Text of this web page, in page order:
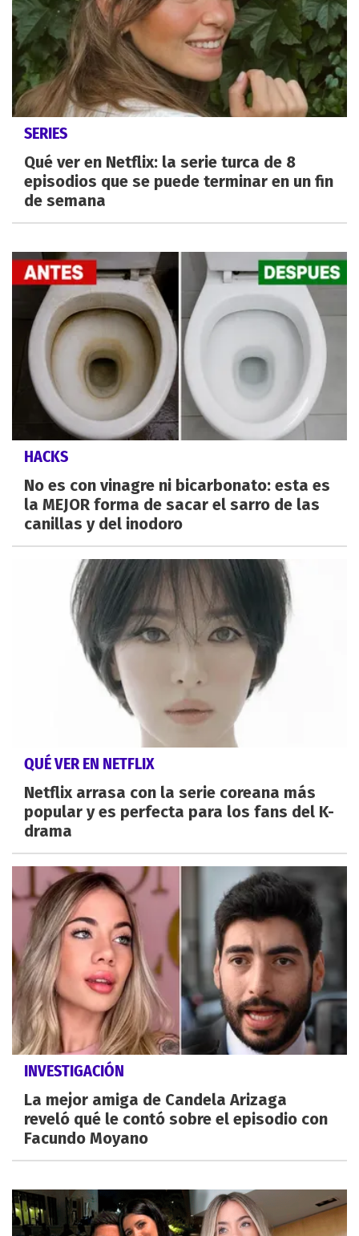
SERIES
Qué ver en Netflix: la serie turca de 8
episodios que se puede terminar en un fin
de semana
HACKS
No es con vinagre ni bicarbonato: esta es
la MEJOR forma de sacar el sarro de las
canillas y del inodoro
QUÉ VER EN NETFLIX
Netflix arrasa con la serie coreana más
popular y es perfecta para los fans del K-
drama
INVESTIGACIÓN
La mejor amiga de Candela Arizaga
reveló qué le contó sobre el episodio con
Facundo Moyano